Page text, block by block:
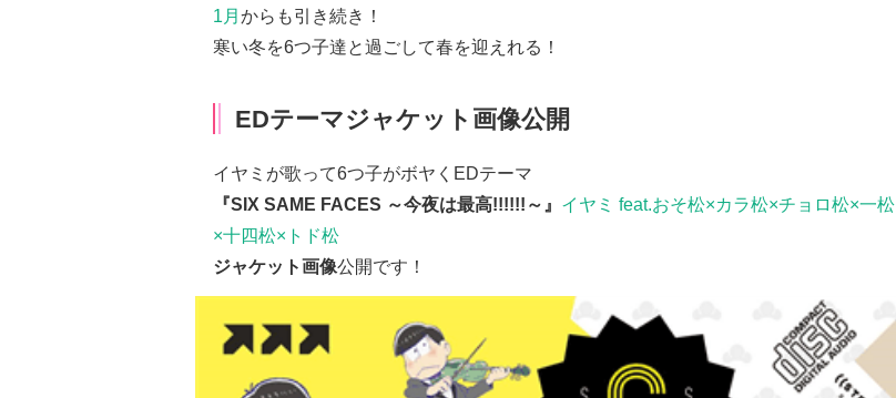
1月 からも引き続き！
寒い冬を6つ子達と過ごして春を迎えれる！
EDテーマジャケット画像公開
イヤミが歌って6つ子がボヤくEDテーマ
『SIX SAME FACES ～今夜は最高!!!!!!～』 イヤミ feat.おそ松×カラ松×チョロ松×一松
×十四松×トド松
ジャケット画像公開です！